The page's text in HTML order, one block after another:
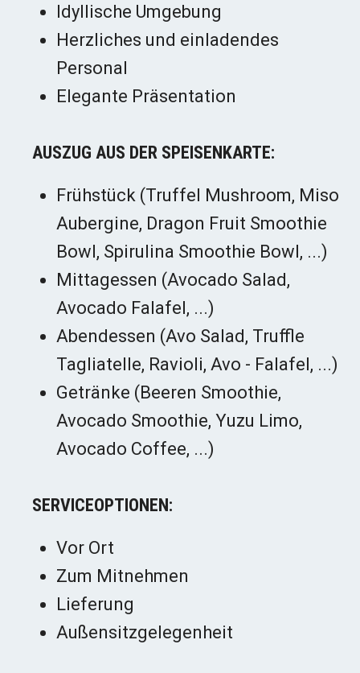
Idyllische Umgebung
Herzliches und einladendes
Personal
Elegante Präsentation
AUSZUG AUS DER SPEISENKARTE:
Frühstück (Truffel Mushroom, Miso
Aubergine, Dragon Fruit Smoothie
Bowl, Spirulina Smoothie Bowl, ...)
Mittagessen (Avocado Salad,
Avocado Falafel, ...)
Abendessen (Avo Salad, Truffle
Tagliatelle, Ravioli, Avo - Falafel, ...)
Getränke (Beeren Smoothie,
Avocado Smoothie, Yuzu Limo,
Avocado Coffee, ...)
SERVICEOPTIONEN:
Vor Ort
Zum Mitnehmen
Lieferung
Außensitzgelegenheit